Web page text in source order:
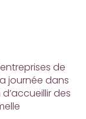
de
journée dans
des